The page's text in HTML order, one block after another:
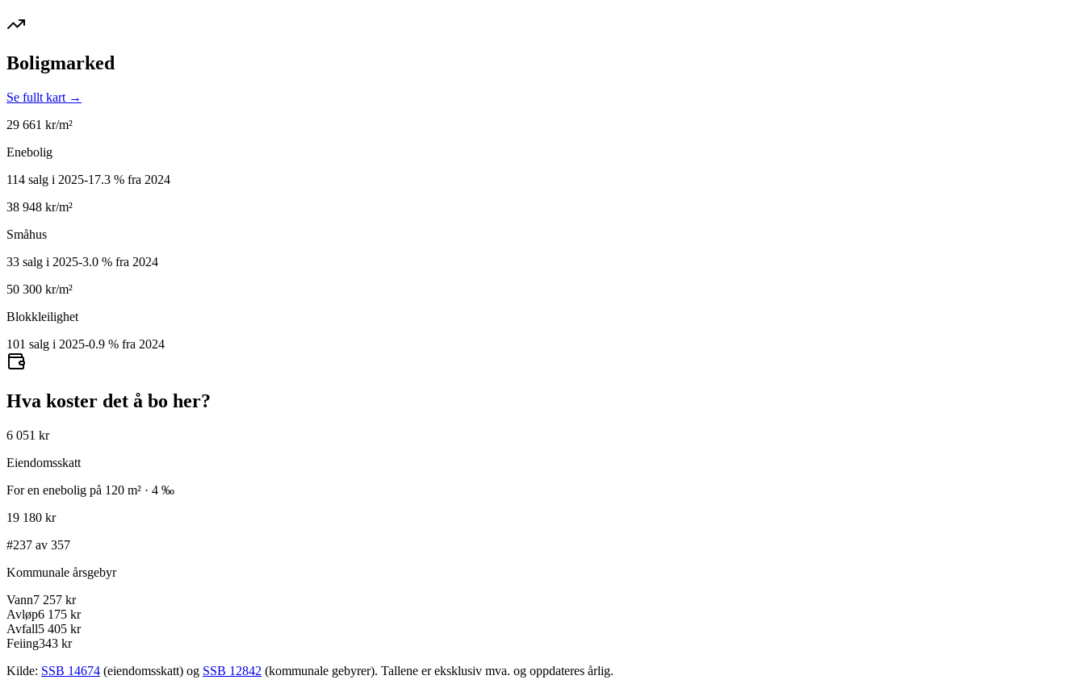
Boligmarked
Se fullt kart →
29 661 kr/m²
Enebolig
114 salg i 2025-17.3 % fra 2024
38 948 kr/m²
Småhus
33 salg i 2025-3.0 % fra 2024
50 300 kr/m²
Blokkleilighet
101 salg i 2025-0.9 % fra 2024
Hva koster det å bo her?
6 051 kr
Eiendomsskatt
For en enebolig på 120 m² · 4 ‰
19 180 kr
#237 av 357
Kommunale årsgebyr
Vann7 257 kr
Avløp6 175 kr
Avfall5 405 kr
Feiing343 kr
Kilde: SSB 14674 (eiendomsskatt) og SSB 12842 (kommunale gebyrer). Tallene er eksklusiv mva. og oppdateres årlig.